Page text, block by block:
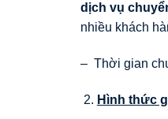
dịch vụ
nhiều khách
– Thời gian
Hình thức